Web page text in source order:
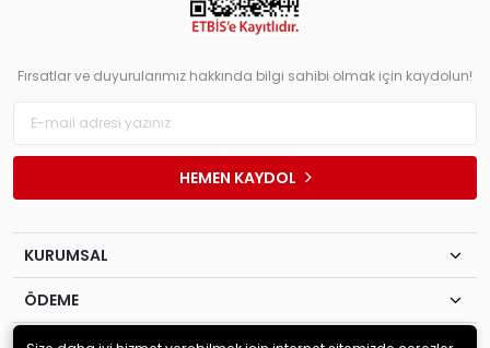
Fırsatlar ve duyurularımız hakkında bilgi sahibi olmak için kaydolun!
HEMEN KAYDOL
KURUMSAL
ÖDEME
İLETİŞİM